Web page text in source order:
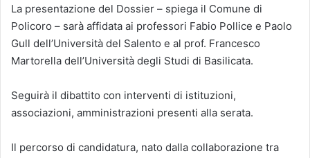
La presentazione del Dossier – spiega il Comune di
Policoro – sarà affidata ai professori Fabio Pollice e Paolo
Gull dell’Università del Salento e al prof. Francesco
Martorella dell’Università degli Studi di Basilicata.
Seguirà il dibattito con interventi di istituzioni,
associazioni, amministrazioni presenti alla serata.
Il percorso di candidatura, nato dalla collaborazione tra